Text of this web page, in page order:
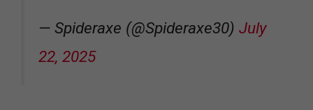
— Spideraxe (@Spideraxe30) July
22, 2025